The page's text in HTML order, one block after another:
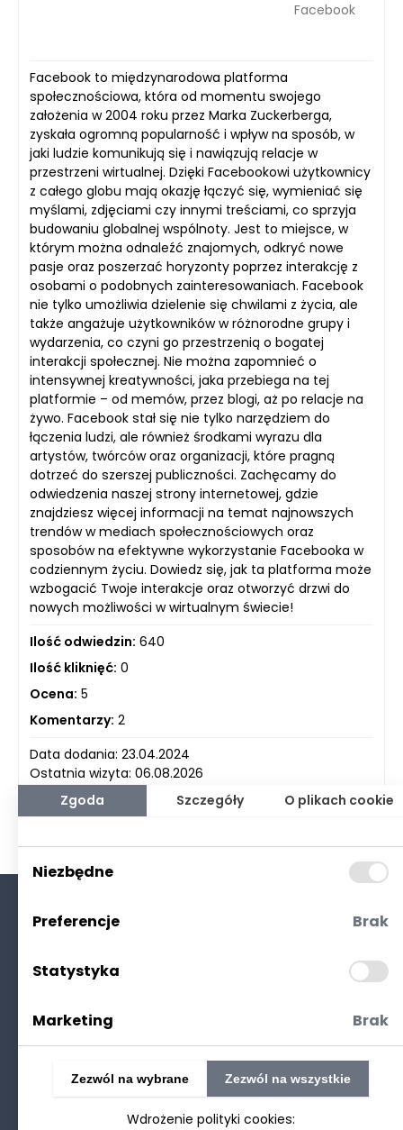
Facebook
Facebook to międzynarodowa platforma
społecznościowa, która od momentu swojego
założenia w 2004 roku przez Marka Zuckerberga,
zyskała ogromną popularność i wpływ na sposób, w
jaki ludzie komunikują się i nawiązują relacje w
przestrzeni wirtualnej. Dzięki Facebookowi użytkownicy
z całego globu mają okazję łączyć się, wymieniać się
myślami, zdjęciami czy innymi treściami, co sprzyja
budowaniu globalnej wspólnoty. Jest to miejsce, w
którym można odnaleźć znajomych, odkryć nowe
pasje oraz poszerzać horyzonty poprzez interakcję z
osobami o podobnych zainteresowaniach. Facebook
nie tylko umożliwia dzielenie się chwilami z życia, ale
także angażuje użytkowników w różnorodne grupy i
wydarzenia, co czyni go przestrzenią o bogatej
interakcji społecznej. Nie można zapomnieć o
intensywnej kreatywności, jaka przebiega na tej
platformie – od memów, przez blogi, aż po relacje na
żywo. Facebook stał się nie tylko narzędziem do
łączenia ludzi, ale również środkami wyrazu dla
artystów, twórców oraz organizacji, które pragną
dotrzeć do szerszej publiczności. Zachęcamy do
odwiedzenia naszej strony internetowej, gdzie
znajdziesz więcej informacji na temat najnowszych
trendów w mediach społecznościowych oraz
sposobów na efektywne wykorzystanie Facebooka w
codziennym życiu. Dowiedz się, jak ta platforma może
wzbogacić Twoje interakcje oraz otworzyć drzwi do
nowych możliwości w wirtualnym świecie!
Ilość odwiedzin: 640
Ilość kliknięć: 0
Ocena: 5
Komentarzy: 2
Data dodania: 23.04.2024
Ostatnia wizyta: 06.08.2026
Polityka prywatności
©2025 Realizacjastrony www: Technetium.pl
Zgoda Szczegóły O plikach cookie
Niezbędne
Preferencje Brak
Statystyka
Marketing Brak
Wdrożenie polityki cookies:
Zezwól na wybrane Zezwól na wszystkie